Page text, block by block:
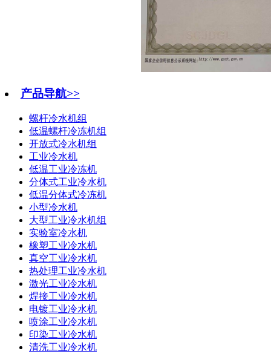
产品导航>>
螺杆冷水机组
低温螺杆冷冻机组
开放式冷水机组
工业冷水机
低温工业冷冻机
分体式工业冷水机
低温分体式冷冻机
小型冷水机
大型工业冷水机组
实验室冷水机
橡塑工业冷水机
真空工业冷水机
热处理工业冷水机
激光工业冷水机
焊接工业冷水机
电镀工业冷水机
喷涂工业冷水机
印染工业冷水机
清洗工业冷水机